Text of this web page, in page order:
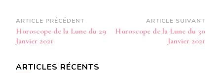
Navigation
d’article
ARTICLE PRÉCÉDENT
Horoscope de la Lune du 29
Janvier 2021
ARTICLE SUIVANT
Horoscope de la Lune du 30
Janvier 2021
ARTICLES RÉCENTS